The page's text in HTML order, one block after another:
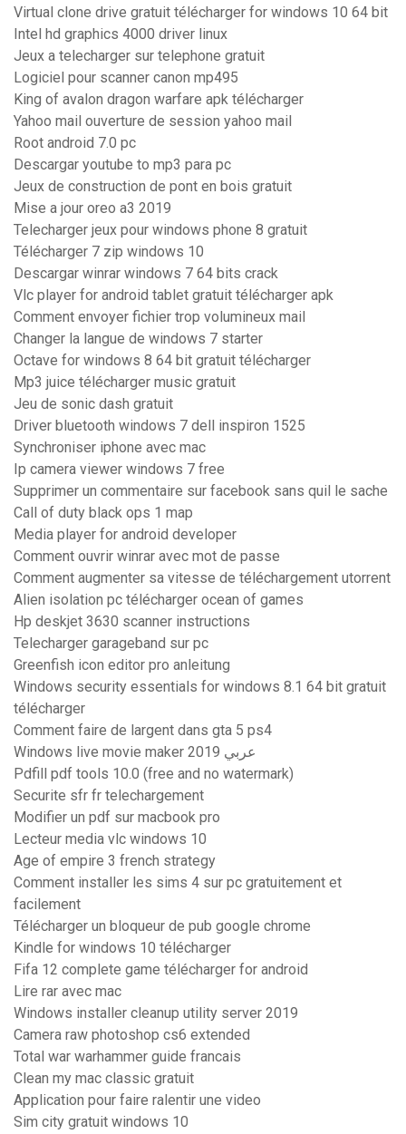
Virtual clone drive gratuit télécharger for windows 10 64 bit
Intel hd graphics 4000 driver linux
Jeux a telecharger sur telephone gratuit
Logiciel pour scanner canon mp495
King of avalon dragon warfare apk télécharger
Yahoo mail ouverture de session yahoo mail
Root android 7.0 pc
Descargar youtube to mp3 para pc
Jeux de construction de pont en bois gratuit
Mise a jour oreo a3 2019
Telecharger jeux pour windows phone 8 gratuit
Télécharger 7 zip windows 10
Descargar winrar windows 7 64 bits crack
Vlc player for android tablet gratuit télécharger apk
Comment envoyer fichier trop volumineux mail
Changer la langue de windows 7 starter
Octave for windows 8 64 bit gratuit télécharger
Mp3 juice télécharger music gratuit
Jeu de sonic dash gratuit
Driver bluetooth windows 7 dell inspiron 1525
Synchroniser iphone avec mac
Ip camera viewer windows 7 free
Supprimer un commentaire sur facebook sans quil le sache
Call of duty black ops 1 map
Media player for android developer
Comment ouvrir winrar avec mot de passe
Comment augmenter sa vitesse de téléchargement utorrent
Alien isolation pc télécharger ocean of games
Hp deskjet 3630 scanner instructions
Telecharger garageband sur pc
Greenfish icon editor pro anleitung
Windows security essentials for windows 8.1 64 bit gratuit
télécharger
Comment faire de largent dans gta 5 ps4
Windows live movie maker 2019 عربي
Pdfill pdf tools 10.0 (free and no watermark)
Securite sfr fr telechargement
Modifier un pdf sur macbook pro
Lecteur media vlc windows 10
Age of empire 3 french strategy
Comment installer les sims 4 sur pc gratuitement et
facilement
Télécharger un bloqueur de pub google chrome
Kindle for windows 10 télécharger
Fifa 12 complete game télécharger for android
Lire rar avec mac
Windows installer cleanup utility server 2019
Camera raw photoshop cs6 extended
Total war warhammer guide francais
Clean my mac classic gratuit
Application pour faire ralentir une video
Sim city gratuit windows 10